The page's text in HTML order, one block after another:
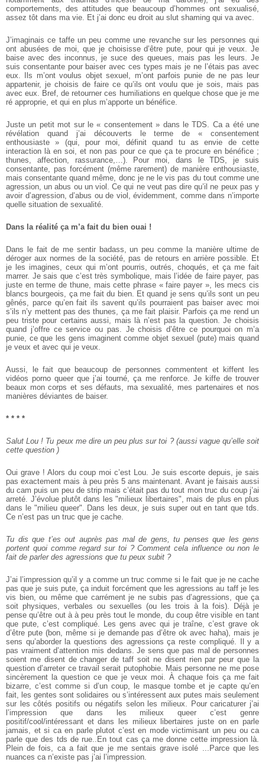
comportements, des attitudes que beaucoup d’hommes ont sexualisé,
assez tôt dans ma vie. Et j’ai donc eu droit au slut shaming qui va avec.
J’imaginais ce taffe un peu comme une revanche sur les personnes qui
ont abusées de moi, que je choisisse d’être pute, pour qui je veux. Je
baise avec des inconnus, je suce des queues, mais pas les leurs. Je
suis consentante pour baiser avec ces types mais je ne l’étais pas avec
eux. Ils m’ont voulus objet sexuel, m’ont parfois punie de ne pas leur
appartenir, je choisis de faire ce qu’ils ont voulu que je sois, mais pas
avec eux. Bref, de retourner ces humiliations en quelque chose que je me
ré approprie, et qui en plus m’apporte un bénéfice.
Juste un petit mot sur le « consentement » dans le TDS. Ca a été une
révélation quand j’ai découverts le terme de « consentement
enthousiaste » (qui, pour moi, définit quand tu as envie de cette
interaction là en soi, et non pas pour ce que ça te procure en bénéfice ;
thunes, affection, rassurance,…). Pour moi, dans le TDS, je suis
consentante, pas forcément (même rarement) de manière enthousiaste,
mais consentante quand même, donc je ne le vis pas du tout comme une
agression, un abus ou un viol. Ce qui ne veut pas dire qu’il ne peux pas y
avoir d’agression, d’abus ou de viol, évidemment, comme dans n’importe
quelle situation de sexualité.
Dans la réalité ça m’a fait du bien ouai !
Dans le fait de me sentir badass, un peu comme la manière ultime de
déroger aux normes de la société, pas de retours en arrière possible. Et
je les imagines, ceux qui m’ont pourris, outrés, choqués, et ça me fait
marrer. Je sais que c’est très symbolique, mais l’idée de faire payer, pas
juste en terme de thune, mais cette phrase « faire payer », les mecs cis
blancs bourgeois, ça me fait du bien. Et quand je sens qu’ils sont un peu
gênés, parce qu’en fait ils savent qu’ils pourraient pas baiser avec moi
s’ils n’y mettent pas des thunes, ça me fait plaisir. Parfois ça me rend un
peu triste pour certains aussi, mais là n’est pas la question. Je choisis
quand j’offre ce service ou pas. Je choisis d’être ce pourquoi on m’a
punie, ce que les gens imaginent comme objet sexuel (pute) mais quand
je veux et avec qui je veux.
Aussi, le fait que beaucoup de personnes commentent et kiffent les
vidéos porno queer que j’ai tourné, ça me renforce. Je kiffe de trouver
beaux mon corps et ses défauts, ma sexualité, mes partenaires et nos
manières déviantes de baiser.
* * * *
Salut Lou ! Tu peux me dire un peu plus sur toi ? (aussi vague qu’elle soit
cette question )
Oui grave ! Alors du coup moi c’est Lou. Je suis escorte depuis, je sais
pas exactement mais à peu près 5 ans maintenant. Avant je faisais aussi
du cam puis un peu de strip mais c’était pas du tout mon truc du coup j’ai
arreté. J’évolue plutôt dans les "milieux libertaires", mais de plus en plus
dans le "milieu queer". Dans les deux, je suis super out en tant que tds.
Ce n’est pas un truc que je cache.
Tu dis que t’es out auprès pas mal de gens, tu penses que les gens
portent quoi comme regard sur toi ? Comment cela influence ou non le
fait de parler des agressions que tu peux subit ?
J’ai l’impression qu’il y a comme un truc comme si le fait que je ne cache
pas que je suis pute, ça induit forcément que les agressions au taff je les
vis bien, ou même que carrément je ne subis pas d’agressions, que ça
soit physiques, verbales ou sexuelles (ou les trois à la fois). Déjà je
pense qu’être out à à peu près tout le monde, du coup être visible en tant
que pute, c’est compliqué. Les gens avec qui je traîne, c’est grave ok
d’être pute (bon, même si je demande pas d’être ok avec haha), mais je
sens qu’aborder la questions des agressions ça reste compliqué. Il y a
pas vraiment d’attention mis dedans. Je sens que pas mal de personnes
soient me disent de changer de taff soit ne disent rien par peur que la
question d’arreter ce travail serait putophobie. Mais personne ne me pose
sincèrement la question ce que je veux moi. À chaque fois ça me fait
bizarre, c’est comme si d’un coup, le masque tombe et je capte qu’en
fait, les gentes sont solidaires ou s’intéressent aux putes mais seulement
sur les côtés positifs ou négatifs selon les milieux. Pour caricaturer j’ai
l’impression que dans les milieux queer c’est genre
positif/cool/intéressant et dans les milieux libertaires juste on en parle
jamais, et si ca en parle plutot c’est en mode victimisant un peu ou ca
parle que des tds de rue..En tout cas ça me donne cette impression là.
Plein de fois, ca a fait que je me sentais grave isolé ...Parce que les
nuances ca n’existe pas j’ai l’impression.